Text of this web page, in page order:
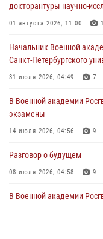
Мастер‑класс по
20 июля 2026, 11:17 8
108 лет со дня
докторантуры научно-
01 августа 2026, 11:00
Начальник Военной
Санкт-Петербургского
31 июля 2026, 04:49 7
В Военной академии
экзамены
14 июля 2026, 04:56 9
Разговор о будущем
08 июля 2026, 04:58 9
В Военной академии